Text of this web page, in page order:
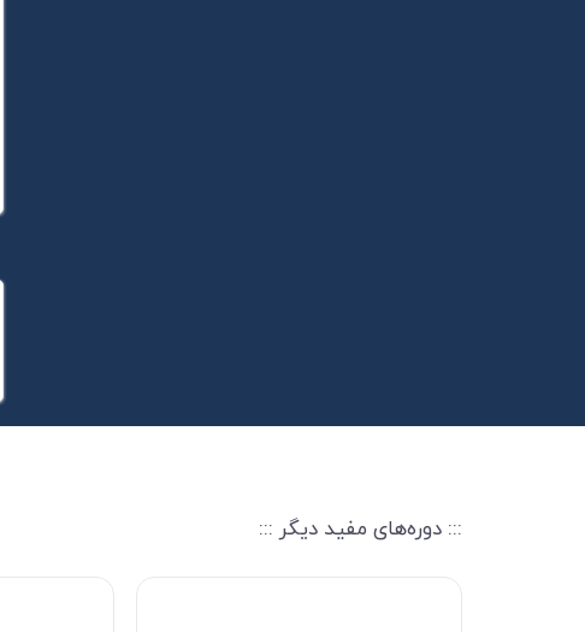
::: دوره‌های مفید دیگر :::